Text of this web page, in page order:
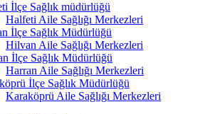
İlçe Sağlık müdürlüğü
Halfeti Aile Sağlığı Merkezleri
İlçe Sağlık Müdürlüğü
Hilvan Aile Sağlığı Merkezleri
İlçe Sağlık Müdürlüğü
Harran Aile Sağlığı Merkezleri
İlçe Sağlık Müdürlüğü
Karaköprü Aile Sağlığı Merkezleri